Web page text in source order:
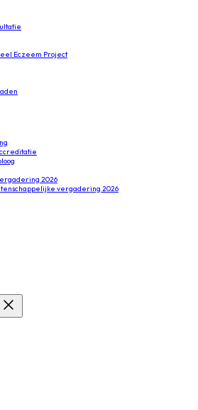
Eczeem Project
2026
vergadering 2026